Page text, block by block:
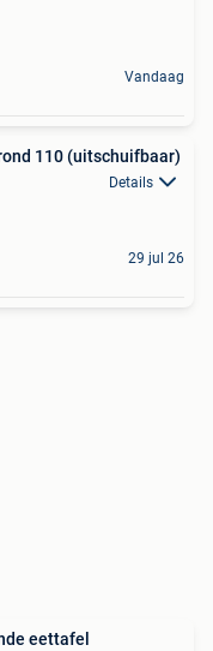
Vandaag
110 (uitschuifbaar)
Details
29 jul 26
eettafel